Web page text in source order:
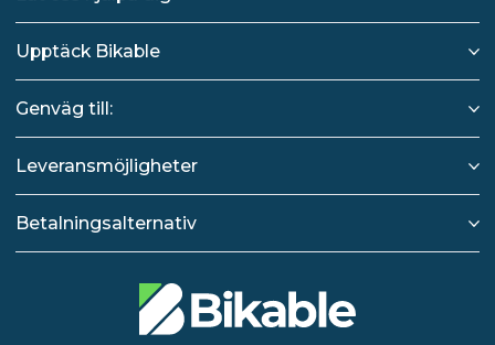
Upptäck Bikable
Genväg till:
Leveransmöjligheter
Betalningsalternativ